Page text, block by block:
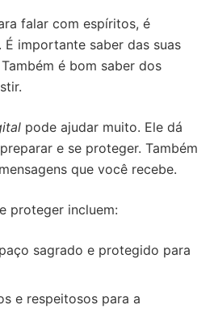
falar com espíritos, é
importante saber das suas
é bom saber dos
pode ajudar muito. Ele dá
e se proteger. Também
que você recebe.
proteger incluem:
sagrado e protegido para
e respeitosos para a